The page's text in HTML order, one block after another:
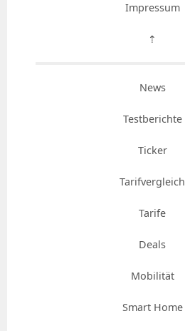
Impressum
⇡
News
Testberichte
Ticker
Tarifvergleich
Tarife
Deals
Mobilität
Smart Home